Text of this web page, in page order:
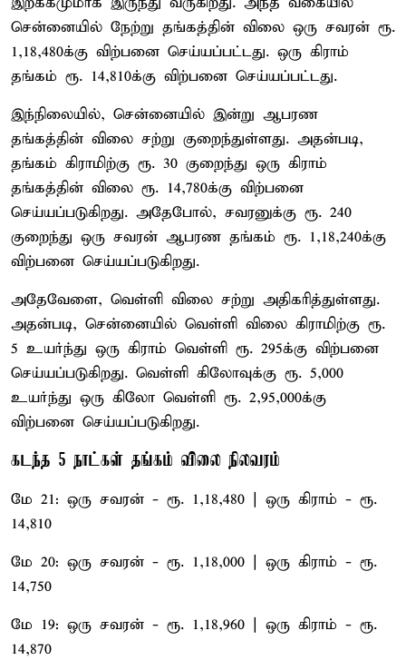
சென்னையில் நேற்று தங்கத்தின் விலை ஒரு சவரன் ரூ.
1,18,480க்கு விற்பனை செய்யப்பட்டது. ஒரு கிராம்
தங்கம் ரூ. 14,810க்கு விற்பனை செய்யப்பட்டது.
இந்நிலையில், சென்னையில் இன்று ஆபரண
தங்கத்தின் விலை சற்று குறைந்துள்ளது. அதன்படி,
தங்கம் கிராமிற்கு ரூ. 30 குறைந்து ஒரு கிராம்
தங்கத்தின் விலை ரூ. 14,780க்கு விற்பனை
செய்யப்படுகிறது. அதேபோல், சவரனுக்கு ரூ. 240
குறைந்து ஒரு சவரன் ஆபரண தங்கம் ரூ. 1,18,240க்கு
விற்பனை செய்யப்படுகிறது.
அதேவேளை, வெள்ளி விலை சற்று அதிகரித்துள்ளது.
அதன்படி, சென்னையில் வெள்ளி விலை கிராமிற்கு ரூ.
5 உயர்ந்து ஒரு கிராம் வெள்ளி ரூ. 295க்கு விற்பனை
செய்யப்படுகிறது. வெள்ளி கிலோவுக்கு ரூ. 5,000
உயர்ந்து ஒரு கிலோ வெள்ளி ரூ. 2,95,000க்கு
விற்பனை செய்யப்படுகிறது.
கடந்த 5 நாட்கள் தங்கம் விலை நிலவரம்
மே 21: ஒரு சவரன் - ரூ. 1,18,480 | ஒரு கிராம் - ரூ.
14,810
மே 20: ஒரு சவரன் - ரூ. 1,18,000 | ஒரு கிராம் - ரூ.
14,750
மே 19: ஒரு சவரன் - ரூ. 1,18,960 | ஒரு கிராம் - ரூ.
14,870